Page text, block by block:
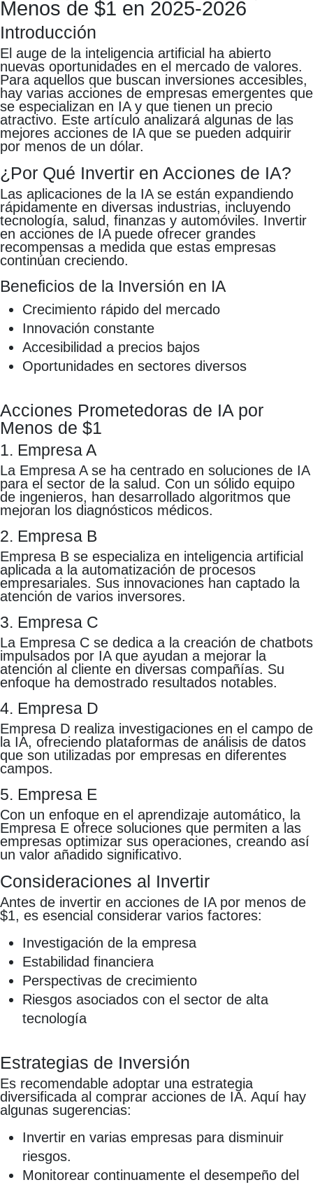
Menos de $1 en 2025-2026
Introducción
El auge de la inteligencia artificial ha abierto
nuevas oportunidades en el mercado de valores.
Para aquellos que buscan inversiones accesibles,
hay varias acciones de empresas emergentes que
se especializan en IA y que tienen un precio
atractivo. Este artículo analizará algunas de las
mejores acciones de IA que se pueden adquirir
por menos de un dólar.
¿Por Qué Invertir en Acciones de IA?
Las aplicaciones de la IA se están expandiendo
rápidamente en diversas industrias, incluyendo
tecnología, salud, finanzas y automóviles. Invertir
en acciones de IA puede ofrecer grandes
recompensas a medida que estas empresas
continúan creciendo.
Beneficios de la Inversión en IA
Crecimiento rápido del mercado
Innovación constante
Accesibilidad a precios bajos
Oportunidades en sectores diversos
Acciones Prometedoras de IA por
Menos de $1
1. Empresa A
La Empresa A se ha centrado en soluciones de IA
para el sector de la salud. Con un sólido equipo
de ingenieros, han desarrollado algoritmos que
mejoran los diagnósticos médicos.
2. Empresa B
Empresa B se especializa en inteligencia artificial
aplicada a la automatización de procesos
empresariales. Sus innovaciones han captado la
atención de varios inversores.
3. Empresa C
La Empresa C se dedica a la creación de chatbots
impulsados por IA que ayudan a mejorar la
atención al cliente en diversas compañías. Su
enfoque ha demostrado resultados notables.
4. Empresa D
Empresa D realiza investigaciones en el campo de
la IA, ofreciendo plataformas de análisis de datos
que son utilizadas por empresas en diferentes
campos.
5. Empresa E
Con un enfoque en el aprendizaje automático, la
Empresa E ofrece soluciones que permiten a las
empresas optimizar sus operaciones, creando así
un valor añadido significativo.
Consideraciones al Invertir
Antes de invertir en acciones de IA por menos de
$1, es esencial considerar varios factores:
Investigación de la empresa
Estabilidad financiera
Perspectivas de crecimiento
Riesgos asociados con el sector de alta
tecnología
Estrategias de Inversión
Es recomendable adoptar una estrategia
diversificada al comprar acciones de IA. Aquí hay
algunas sugerencias:
Invertir en varias empresas para disminuir
riesgos.
Monitorear continuamente el desempeño del